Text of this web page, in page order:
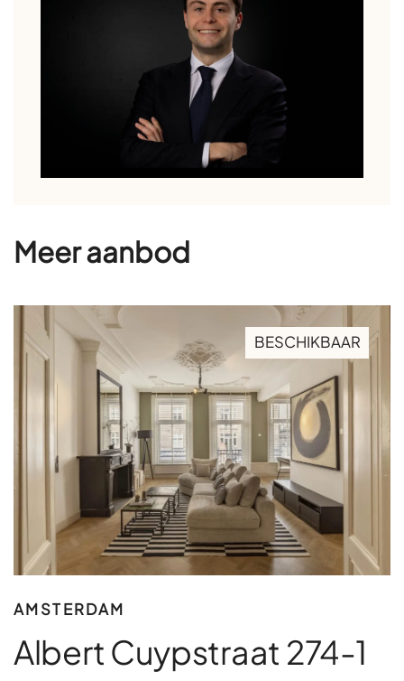
Meer aanbod
BESCHIKBAAR
AMSTERDAM
Albert Cuypstraat 274-1